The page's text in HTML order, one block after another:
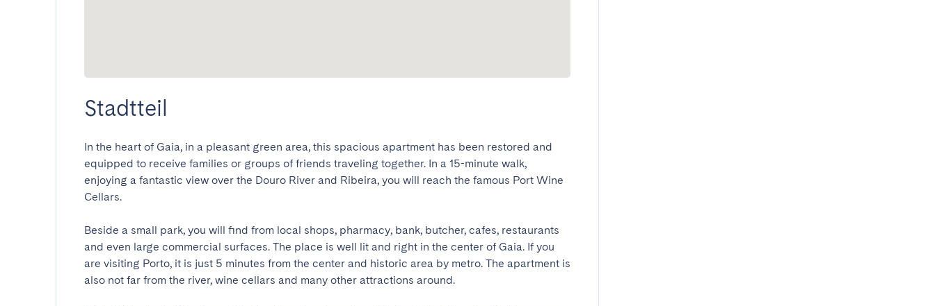
Stadtteil
In the heart of Gaia, in a pleasant green area, this spacious apartment has been restored and
equipped to receive families or groups of friends traveling together. In a 15-minute walk,
enjoying a fantastic view over the Douro River and Ribeira, you will reach the famous Port Wine
Cellars.
Beside a small park, you will find from local shops, pharmacy, bank, butcher, cafes, restaurants
and even large commercial surfaces. The place is well lit and right in the center of Gaia. If you
are visiting Porto, it is just 5 minutes from the center and historic area by metro. The apartment is
also not far from the river, wine cellars and many other attractions around.